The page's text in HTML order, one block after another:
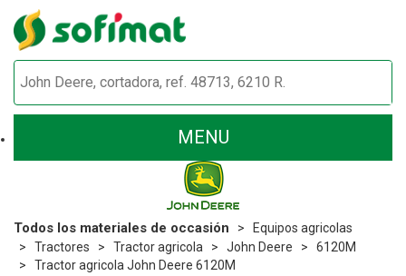
MENU
Todos los materiales de occasión
Equipos agricolas
Tractores
Tractor agricola John Deere
6120M
Tractor agricola John Deere 6120M